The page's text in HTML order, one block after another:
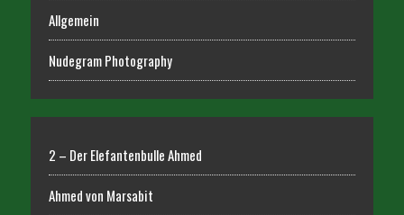
Allgemein
Nudegram Photography
2 – Der Elefantenbulle Ahmed
Ahmed von Marsabit